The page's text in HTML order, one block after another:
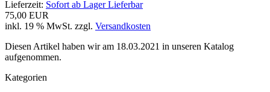
Lieferzeit: Sofort ab Lager Lieferbar
75,00 EUR
inkl. 19 % MwSt. zzgl. Versandkosten
Diesen Artikel haben wir am 18.03.2021 in unseren Katalog
aufgenommen.
Kategorien